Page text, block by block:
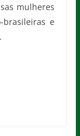
mulheres
brasileiras e